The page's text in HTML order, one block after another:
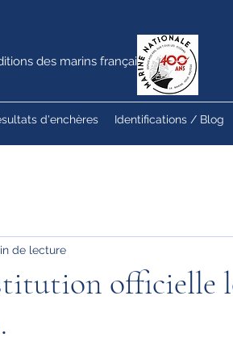
des marins français
d'enchères Identifications / Blog
officielle
de lecture